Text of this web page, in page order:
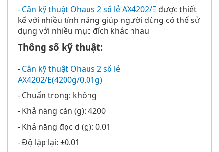
- Cân kỹ thuật Ohaus 2 số lẻ AX4202/E được thiết
kế với nhiều tính năng giúp người dùng có thể sử
dụng với nhiều mục đích khác nhau
Thông số kỹ thuật:
- Cân kỹ thuật Ohaus 2 số lẻ
AX4202/E(4200g/0.01g)
- Chuẩn trong: không
- Khả năng cân (g): 4200
- Khả năng đọc d (g): 0.01
- Độ lặp lại: ±0.01